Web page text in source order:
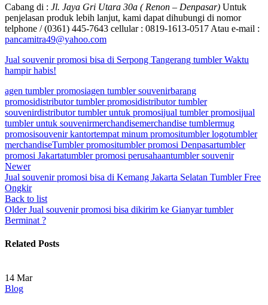
Cabang di : Jl. Jaya Gri Utara 30a ( Renon – Denpasar) Untuk
penjelasan produk lebih lanjut, kami dapat dihubungi di nomor
telphone / (0361) 445-7643 cellular : 0819-1613-0517 Atau e-mail :
pancamitra49@yahoo.com
Jual souvenir promosi bisa di Serpong Tangerang tumbler Waktu
hampir habis!
agen tumbler promosiagen tumbler souvenirbarang
promosidistributor tumbler promosidistributor tumbler
souvenirdistributor tumbler untuk promosijual tumbler promosijual
tumbler untuk souvenirmerchandisemerchandise tumblermug
promosisouvenir kantortempat minum promositumbler logotumbler
merchandiseTumbler promositumbler promosi Denpasartumbler
promosi Jakartatumbler promosi perusahaantumbler souvenir
Newer
Jual souvenir promosi bisa di Kemang Jakarta Selatan Tumbler Free
Ongkir
Back to list
Older Jual souvenir promosi bisa dikirim ke Gianyar tumbler
Berminat ?
Related Posts
14 Mar
Blog